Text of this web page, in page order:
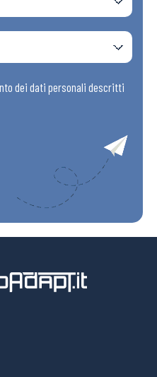
dei dati personali descritti